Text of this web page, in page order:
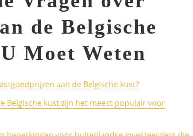
de Belgische
Moet Weten
aan de Belgische kust?
Belgische kust zijn het meest populair voor